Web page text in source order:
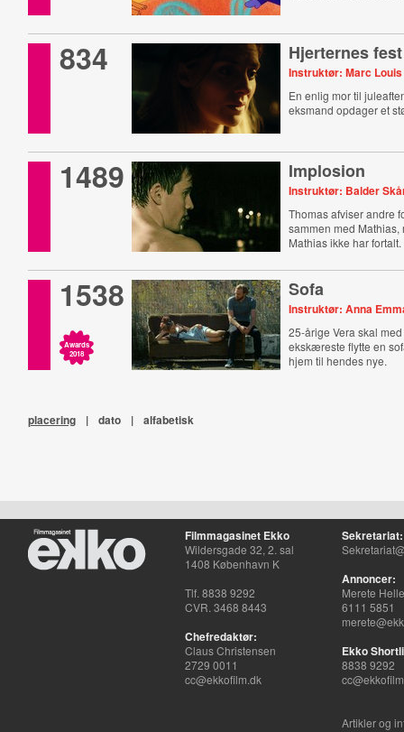
834 Hjerternes fest
Instruktør: Marc
En enlig mor til
eksmand opdager et
1489 Implosion
Instruktør: Balder
Thomas afviser andre
sammen med
Mathias ikke har fortalt.
1538
Awards
2018
Sofa
Instruktør: Anna
25-årige Vera skal
ekskæreste flytte en
hjem til hendes nye.
placering | dato | alfabetisk
Filmmagasinet Ekko
Wildersgade 32, 2. sal
1408 København K
Tlf. 8838 9292
CVR. 3468 8443
Chefredaktør:
Claus Christensen
2729 0011
cc@ekkofilm.dk
Sekretariat:
Annoncer:
Merete
6111 5851
Ekko
8838 9292
Artikler og